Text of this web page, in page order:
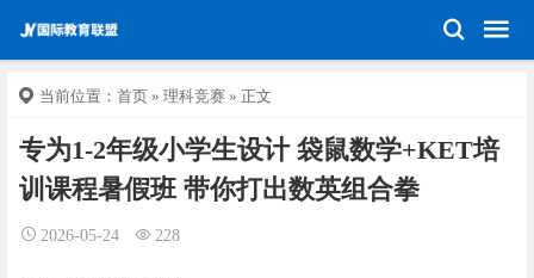
当前位置： 首页 » 理科竞赛 » 正文
专为1-2年级小学生设计 袋鼠数学+KET培
训课程暑假班 带你打出数英组合拳
2026-05-24 228